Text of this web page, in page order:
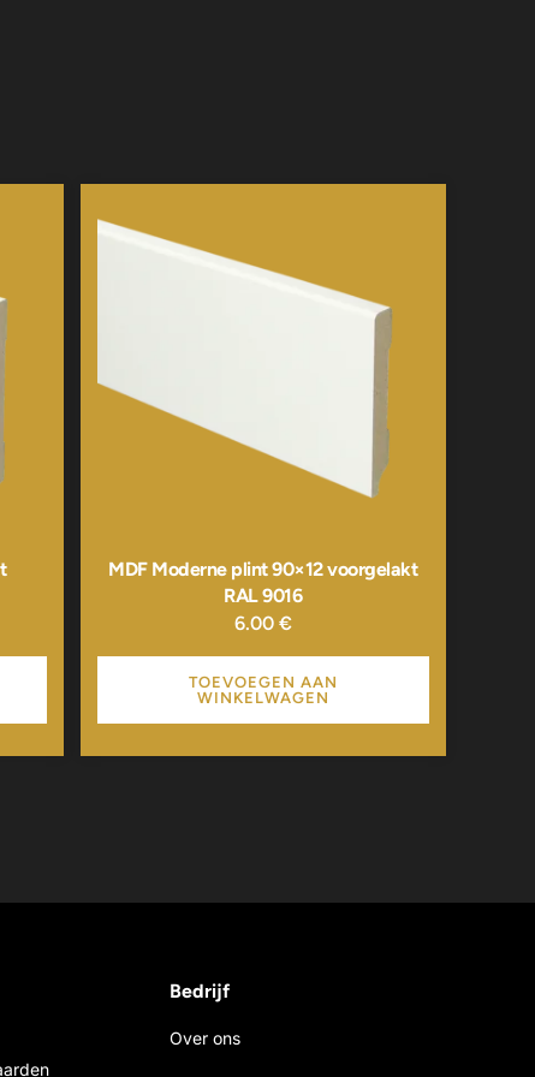
MDF Moderne plint 90×12 voorgelakt
RAL 9016
6.00 €
TOEVOEGEN AAN
WINKELWAGEN
Bedrijf
Over ons